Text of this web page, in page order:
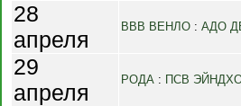
28
апреля
ВВВ ВЕНЛО : АДО
29
апреля
РОДА : ПСВ